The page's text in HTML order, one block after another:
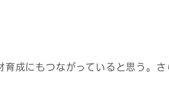
成にもつながっていると思う。